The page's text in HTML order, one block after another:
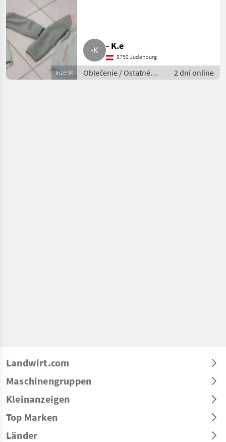
Inzerát
- K.e
8750 Judenburg
Oblečenie / Ostatné
oblečenie
2 dní online
Landwirt.com
Maschinengruppen
Kleinanzeigen
Top Marken
Länder